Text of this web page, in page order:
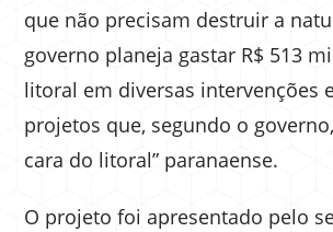
que não precisam destruir a
governo planeja gastar R$ 513
litoral em diversas intervenções
projetos que, segundo o
cara do litoral” paranaense.
O projeto foi apresentado pelo